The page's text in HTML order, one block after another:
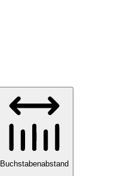
Buchstabenabstand